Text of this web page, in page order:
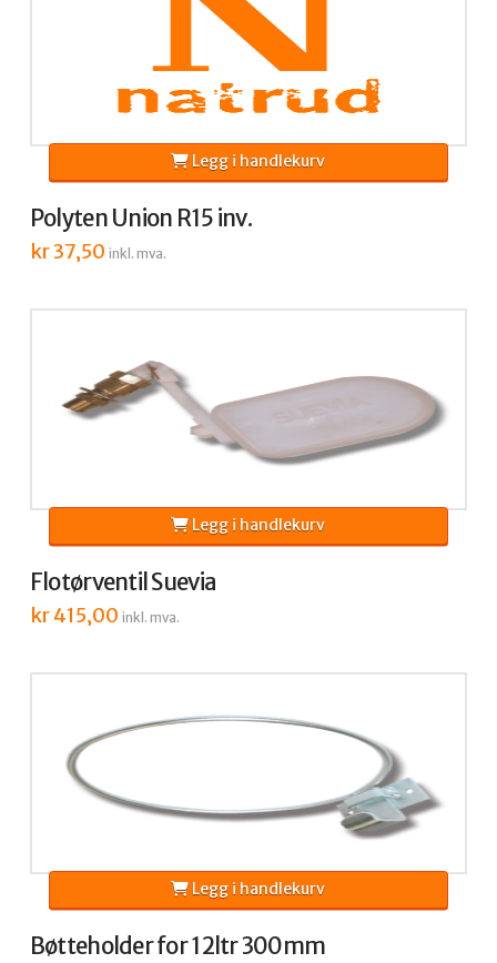
Polyten Union R15 inv.
kr37,50 inkl. mva.
Legg i handlekurv
Flotørventil Suevia
kr415,00 inkl. mva.
Legg i handlekurv
Bøtteholder for 12ltr 300mm
Legg i handlekurv